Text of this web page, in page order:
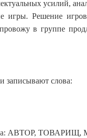
усилий,
игры. Решение
в группе
записывают слова:
слова: АВТОР,